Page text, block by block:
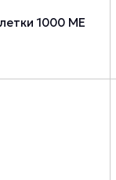
1000 МЕ